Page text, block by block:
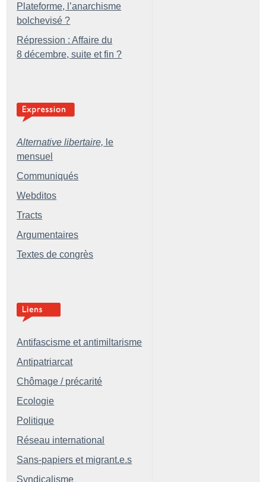
Plateforme, l’anarchisme
bolchevisé ?
Répression : Affaire du
8 décembre, suite et fin ?
Alternative libertaire, le
mensuel
Communiqués
Webditos
Tracts
Argumentaires
Textes de congrès
Antifascisme et antimiltarisme
Antipatriarcat
Chômage / précarité
Ecologie
Politique
Réseau international
Sans-papiers et migrant.e.s
Syndicalisme